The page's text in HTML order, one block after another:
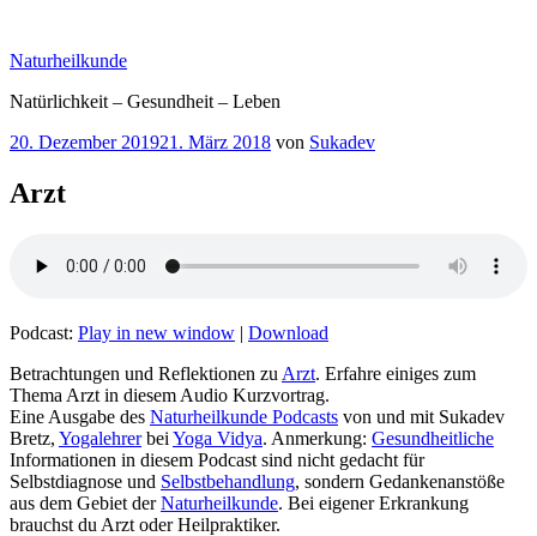
springen
Naturheilkunde
Natürlichkeit – Gesundheit – Leben
Veröffentlicht
20. Dezember 201921. März 2018 von Sukadev
Arzt
Podcast: Play in new window | Download
Betrachtungen und Reflektionen zu Arzt. Erfahre einiges zum
Thema Arzt in diesem Audio Kurzvortrag.
Eine Ausgabe des Naturheilkunde Podcasts von und mit Sukadev
Bretz, Yogalehrerbei Yoga Vidya. Anmerkung: Gesundheitliche
Informationen in diesem Podcast sind nicht gedacht für
Selbstdiagnose und Selbstbehandlung, sondern Gedankenanstöße
aus dem Gebiet derNaturheilkunde. Bei eigener Erkrankung
brauchst du Arzt oder Heilpraktiker.